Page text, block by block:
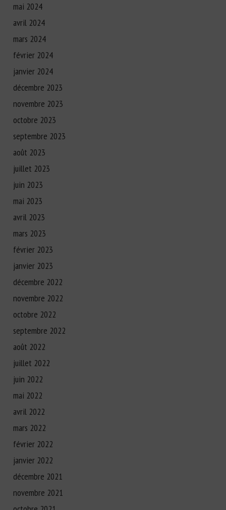
mai 2024
avril 2024
mars 2024
février 2024
janvier 2024
décembre 2023
novembre 2023
octobre 2023
septembre 2023
août 2023
juillet 2023
juin 2023
mai 2023
avril 2023
mars 2023
février 2023
janvier 2023
décembre 2022
novembre 2022
octobre 2022
septembre 2022
août 2022
juillet 2022
juin 2022
mai 2022
avril 2022
mars 2022
février 2022
janvier 2022
décembre 2021
novembre 2021